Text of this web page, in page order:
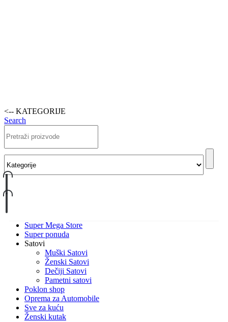
<-- KATEGORIJE
Search
Super Mega Store
Super ponuda
Satovi
Muški Satovi
Ženski Satovi
Dečiji Satovi
Pametni satovi
Poklon shop
Oprema za Automobile
Sve za kuću
Ženski kutak